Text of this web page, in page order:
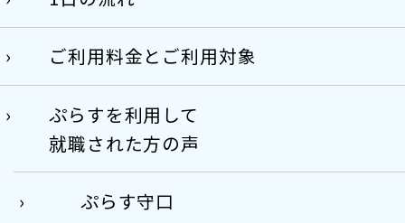
ご利用料金とご利用対象
ぷらすを利用して
就職された方の声
ぷらす守口